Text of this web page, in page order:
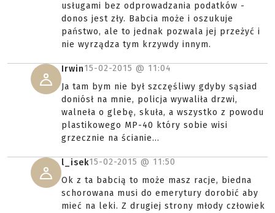
usługami bez odprowadzania podatków -
donos jest zły. Babcia może i oszukuje
państwo, ale to jednak pozwala jej przeżyć i
nie wyrządza tym krzywdy innym.
Irwin15-02-2015 @ 11:04
Ja tam bym nie był szczęśliwy gdyby sąsiad
doniósł na mnie, policja wywaliła drzwi,
walneła o glebę, skuła, a wszystko z powodu
plastikowego MP-40 który sobie wisi
grzecznie na ścianie...
l_isek15-02-2015 @ 11:50
Ok z ta babcią to może masz racje, biedna
schorowana musi do emerytury dorobić aby
mieć na leki. Z drugiej strony młody człowiek